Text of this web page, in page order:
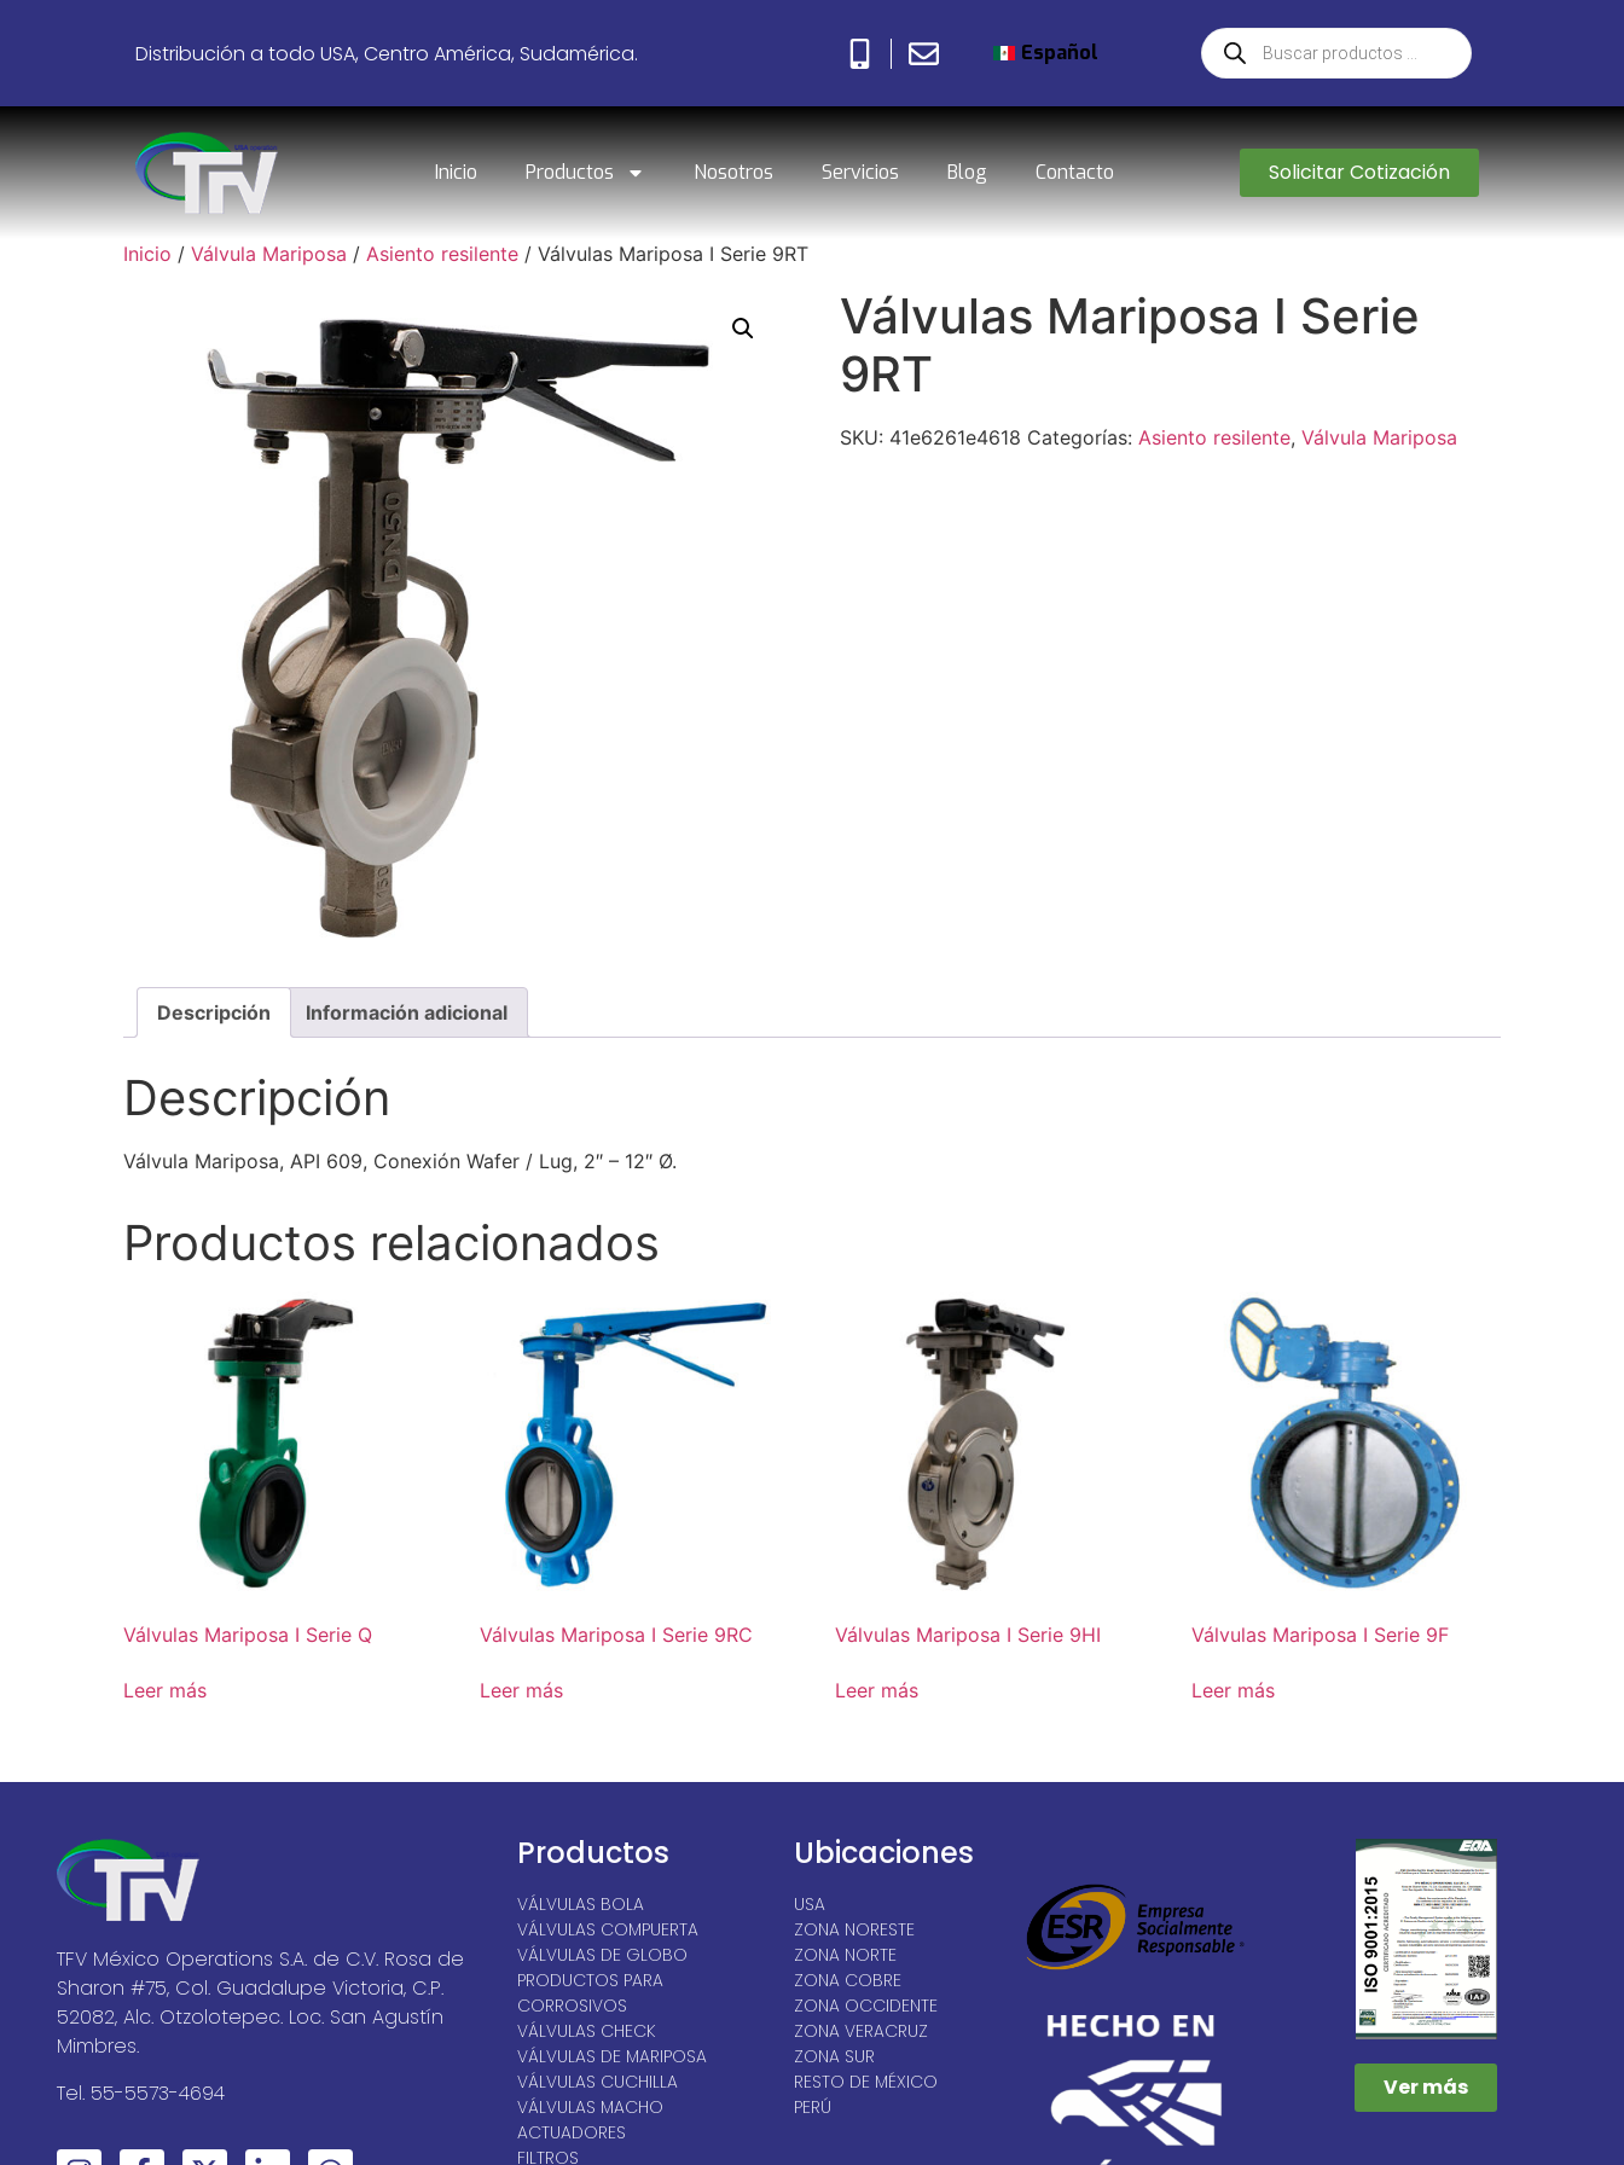
Distribución a todo USA, Centro América, Sudamérica. Español
Inicio Productos Nosotros Servicios Blog Contacto Solicitar Cotización
Inicio / Válvula Mariposa / Asiento resilente / Válvulas Mariposa I Serie 9RT
Válvulas Mariposa I Serie
9RT
SKU: 41e6261e4618 Categorías: Asiento resilente, Válvula Mariposa
Descripción Información adicional
Descripción
Válvula Mariposa, API 609, Conexión Wafer / Lug, 2″ – 12″ Ø.
Productos relacionados
Válvulas Mariposa I Serie Q
Leer más
Válvulas Mariposa I Serie 9RC
Leer más
Válvulas Mariposa I Serie 9HI
Leer más
Válvulas Mariposa I Serie 9F
Leer más
TFV México Operations S.A. de C.V. Rosa de
Sharon #75, Col. Guadalupe Victoria, C.P.
52082, Alc. Otzolotepec. Loc. San Agustín
Mimbres.
Tel. 55-5573-4694
Productos
VÁLVULAS BOLA
VÁLVULAS COMPUERTA
VÁLVULAS DE GLOBO
PRODUCTOS PARA
CORROSIVOS
VÁLVULAS CHECK
VÁLVULAS DE MARIPOSA
VÁLVULAS CUCHILLA
VÁLVULAS MACHO
ACTUADORES
FILTROS
Ubicaciones
USA
ZONA NORESTE
ZONA NORTE
ZONA COBRE
ZONA OCCIDENTE
ZONA VERACRUZ
ZONA SUR
RESTO DE MÉXICO
PERÚ
Ver más